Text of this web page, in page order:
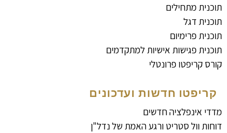
תוכנית מתחילים
תוכנית דגל
תוכנית פרימיום
תוכנית פגישות אישיות למתקדמים
קורס קריפטו פרונטלי
קריפטו חדשות ועדכונים
מדדי אינפלציה חדשים
דוחות וול סטריט ורגע האמת של נדל"ן